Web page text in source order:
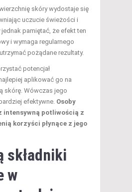
skóry wydostaje się
uczucie świeżości i
pamiętać, że efekt ten
i wymaga regularnego
pożądane rezultaty.
potencjał
aplikować go na
skórę. Wówczas jego
efektywne. Osoby
intensywną potliwością z
korzyści płynące z jego
składniki
w